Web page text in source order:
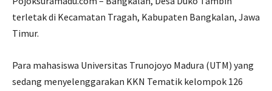
terletak di Kecamatan Tragah, Kabupaten Bangkalan, Jawa
Timur.
Para mahasiswa Universitas Trunojoyo Madura (UTM) yang
sedang menyelenggarakan KKN Tematik kelompok 126